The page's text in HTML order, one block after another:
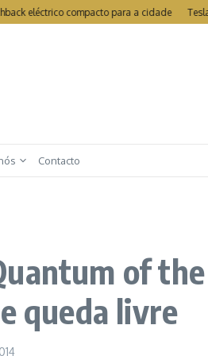
compacto para a cidade Tesla
Contacto
of
queda livre